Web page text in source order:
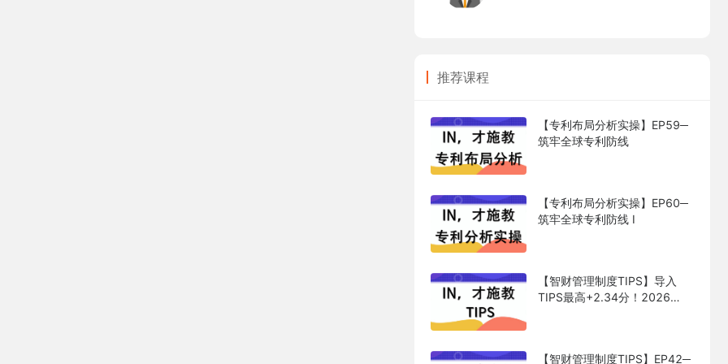
推荐课程
【专利布局分析实操】EP59─
筑牢全球专利防线
【专利布局分析实操】EP60─
筑牢全球专利防线 I
【智财管理制度TIPS】导入
TIPS最高+2.34分！2026
【智财管理制度TIPS】EP42─